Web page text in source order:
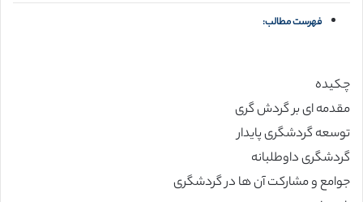
فهرست مطالب:
چکیده
مقدمه ای بر گردش گری
توسعه گردشگری پایدار
گردشگری داوطلبانه
جوامع و مشارکت آن ها در گردشگری